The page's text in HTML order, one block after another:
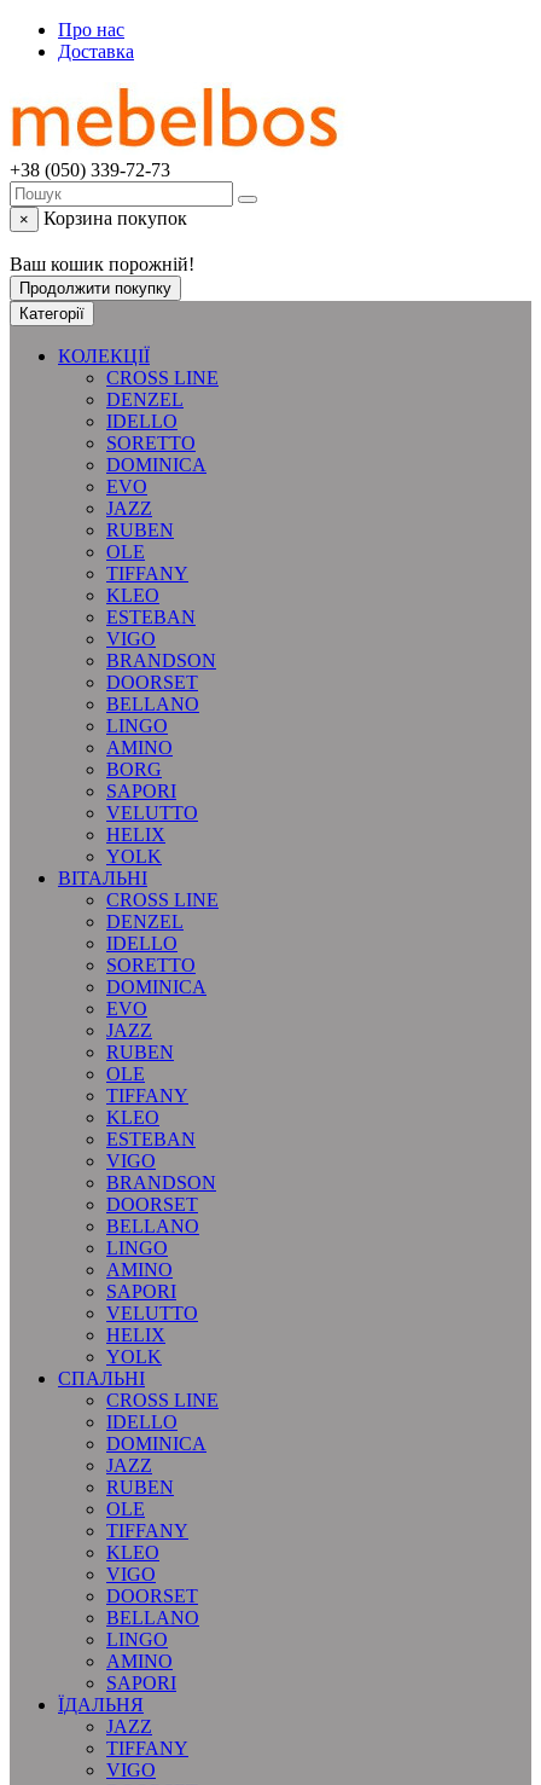
Про нас
Доставка
+38 (050) 339-72-73
× Корзина покупок
Ваш кошик порожній!
Продолжити покупку
Категорії
КОЛЕКЦІЇ
CROSS LINE
DENZEL
IDELLO
SORETTO
DOMINICA
EVO
JAZZ
RUBEN
OLE
TIFFANY
KLEO
ESTEBAN
VIGO
BRANDSON
DOORSET
BELLANO
LINGO
AMINO
BORG
SAPORI
VELUTTO
HELIX
YOLK
ВІТАЛЬНІ
CROSS LINE
DENZEL
IDELLO
SORETTO
DOMINICA
EVO
JAZZ
RUBEN
OLE
TIFFANY
KLEO
ESTEBAN
VIGO
BRANDSON
DOORSET
BELLANO
LINGO
AMINO
SAPORI
VELUTTO
HELIX
YOLK
СПАЛЬНІ
CROSS LINE
IDELLO
DOMINICA
JAZZ
RUBEN
OLE
TIFFANY
KLEO
VIGO
DOORSET
BELLANO
LINGO
AMINO
SAPORI
ЇДАЛЬНЯ
JAZZ
TIFFANY
VIGO